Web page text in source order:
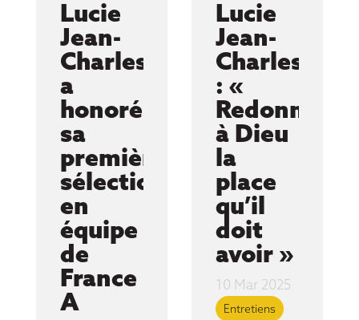
Lucie
Jean-
Charles
a
honoré
sa
première
sélection
en
équipe
de
France
A
Lucie
Jean-
Charles
: «
Redonner
à Dieu
la
place
qu’il
doit
avoir »
10 Mar 2025
Entretiens